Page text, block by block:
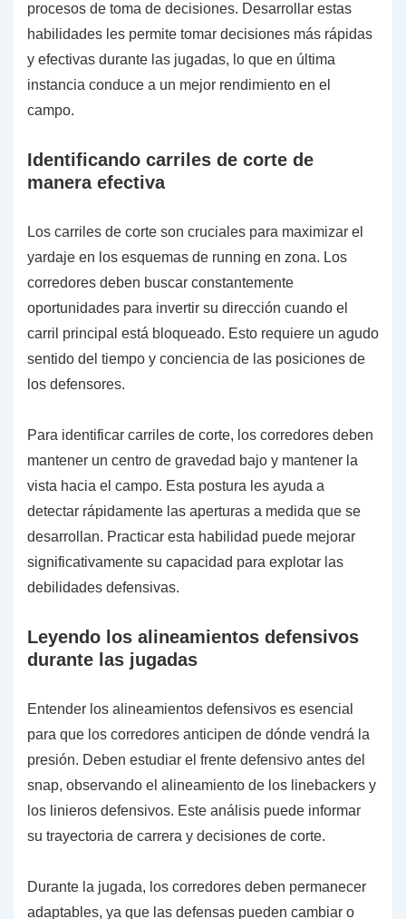
procesos de toma de decisiones. Desarrollar estas
habilidades les permite tomar decisiones más rápidas
y efectivas durante las jugadas, lo que en última
instancia conduce a un mejor rendimiento en el
campo.
Identificando carriles de corte de
manera efectiva
Los carriles de corte son cruciales para maximizar el
yardaje en los esquemas de running en zona. Los
corredores deben buscar constantemente
oportunidades para invertir su dirección cuando el
carril principal está bloqueado. Esto requiere un agudo
sentido del tiempo y conciencia de las posiciones de
los defensores.
Para identificar carriles de corte, los corredores deben
mantener un centro de gravedad bajo y mantener la
vista hacia el campo. Esta postura les ayuda a
detectar rápidamente las aperturas a medida que se
desarrollan. Practicar esta habilidad puede mejorar
significativamente su capacidad para explotar las
debilidades defensivas.
Leyendo los alineamientos defensivos
durante las jugadas
Entender los alineamientos defensivos es esencial
para que los corredores anticipen de dónde vendrá la
presión. Deben estudiar el frente defensivo antes del
snap, observando el alineamiento de los linebackers y
los linieros defensivos. Este análisis puede informar
su trayectoria de carrera y decisiones de corte.
Durante la jugada, los corredores deben permanecer
adaptables, ya que las defensas pueden cambiar o